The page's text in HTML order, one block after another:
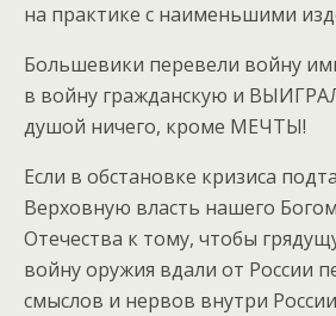
на практике с наименьшими
Большевики перевели войну
в войну гражданскую и
душой ничего, кроме МЕЧТЫ!
Если в обстановке кризиса
Верховную власть нашего
Отечества к тому, чтобы
войну оружия вдали от России
смыслов и нервов внутри